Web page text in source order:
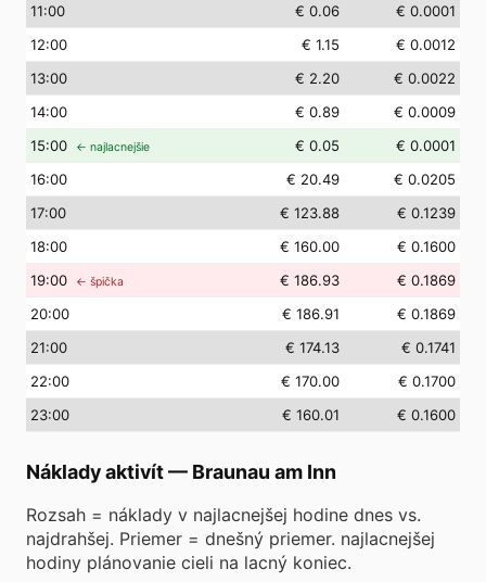
11:00 € 0.06
€ 0.0001
12:00 € 1.15
€ 0.0012
13:00 € 2.20
€ 0.0022
14:00 € 0.89
€ 0.0009
15:00 ← najlacnejšie € 0.05
€ 0.0001
16:00 € 20.49
€ 0.0205
17:00 € 123.88
€ 0.1239
18:00 € 160.00
€ 0.1600
19:00 ← špička € 186.93
€ 0.1869
20:00 € 186.91
€ 0.1869
21:00 € 174.13
€ 0.1741
22:00 € 170.00
€ 0.1700
23:00 € 160.01 € 0.1600
Náklady aktivít— Braunau am Inn
Rozsah = náklady v najlacnejšej hodine dnes vs.
najdrahšej. Priemer = dnešný priemer. najlacnejšej
hodiny plánovanie cieli na lacný koniec.